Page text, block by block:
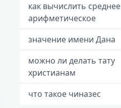
как вычислить среднее
арифметическое
значение имени Дана
можно ли делать тату
христианам
что такое чиназес